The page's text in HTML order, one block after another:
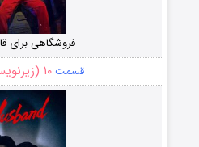
فروشگاهی برای
قسمت۱۰ (زیرنویس)